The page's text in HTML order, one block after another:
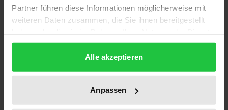
Partner führen diese Informationen möglicherweise mit
weiteren Daten zusammen, die Sie ihnen bereitgestellt
gesammelt haben.
Alle akzeptieren
Anpassen
besitzen, sondern muss kontinuierlich Know-how in
angrenzenden Medienbereichen aufbauen.
Arbeitens gerecht werden und damit den
Journalisten eine fundierte Basis für verbesserte
Beschäftigungsmöglichkeiten bieten.
Ein europäisches Netzwerk von 12 journalistischen